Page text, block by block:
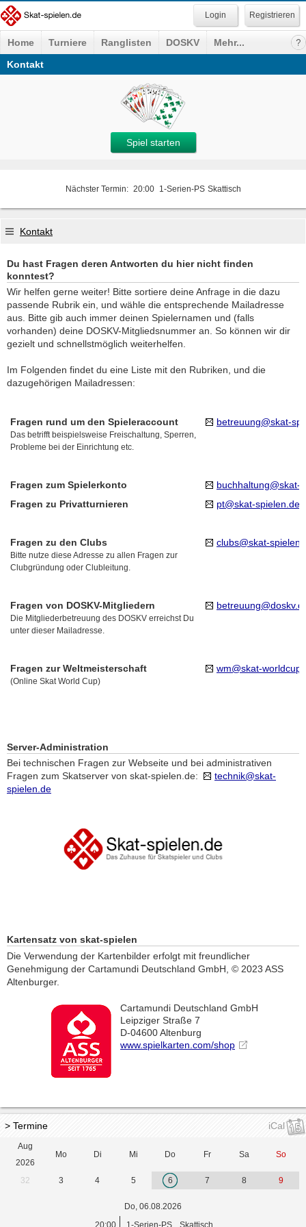
Registrieren
Home Turniere Ranglisten DOSKV
Mehr...
Kontakt
Spiel starten
Nächster Termin: 20:00 1-Serien-PS Skattisch
Kontakt
Du hast Fragen deren Antworten du hier nicht finden
konntest?
Wir helfen gerne weiter! Bitte sortiere deine Anfrage in die dazu
passende Rubrik ein, und wähle die entsprechende Mailadresse
aus. Bitte gib auch immer deinen Spielernamen und (falls
vorhanden) deine DOSKV-Mitgliedsnummer an. So können wir dir
gezielt und schnellstmöglich weiterhelfen.
Im Folgenden findet du eine Liste mit den Rubriken, und die
dazugehörigen Mailadressen:
Fragen rund um den Spieleraccount
Das betrifft beispielsweise Freischaltung, Sperren,
Probleme bei der Einrichtung etc.
betreuung@skat-
Fragen zum Spielerkonto
buchhaltung@skat-
Fragen zu Privatturnieren
pt@skat-spielen.de
Fragen zu den Clubs
Bitte nutze diese Adresse zu allen Fragen zur
Clubgründung oder Clubleitung.
clubs@skat-
Fragen von DOSKV-Mitgliedern
Die Mitgliederbetreuung des DOSKV erreichst Du
unter dieser Mailadresse.
Fragen zur Weltmeisterschaft
(Online Skat World Cup)
wm@skat-
Server-Administration
Bei technischen Fragen zur Webseite und bei administrativen
Fragen zum Skatserver von skat-spielen.de:
technik@skat-
spielen.de
Kartensatz von skat-spielen
Die Verwendung der Kartenbilder erfolgt mit freundlicher
Genehmigung der Cartamundi Deutschland GmbH, © 2023 ASS
Altenburger.
Cartamundi Deutschland GmbH
Leipziger Straße 7
D-04600 Altenburg
www.spielkarten.com/shop
> Termine iCal
Aug
2026
Mo Di Mi Do Fr Sa So
32 3 4 5 6 7 8 9
Do, 06.08.2026
20:00
1-Serien-PS Skattisch